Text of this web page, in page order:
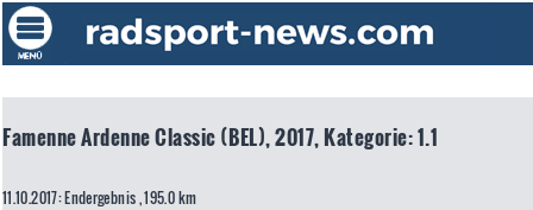
Famenne Ardenne Classic (BEL), 2017, Kategorie: 1.1
11.10.2017: Endergebnis , 195.0 km